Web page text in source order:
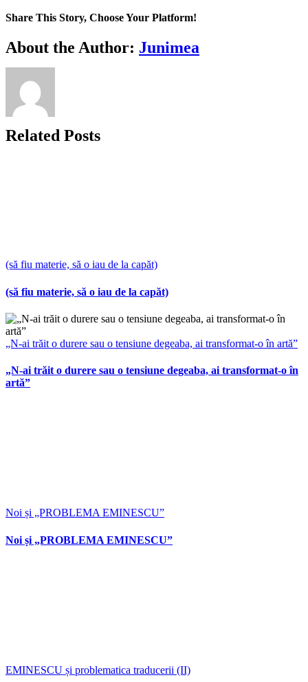
Share This Story, Choose Your Platform!
Facebook
X
Bluesky
Reddit
LinkedIn
WhatsApp
Telegram
Tumblr
Xing
Email
Copy
Link
About the Author: Junimea
Related Posts
(să fiu materie, să o iau de la capăt)
(să fiu materie, să o iau de la capăt)
„N-ai trăit o durere sau o tensiune degeaba, ai transformat-o în artă”
„N-ai trăit o durere sau o tensiune degeaba, ai transformat-o în
artă”
Noi și „PROBLEMA EMINESCU”
Noi și „PROBLEMA EMINESCU”
EMINESCU și problematica traducerii (II)